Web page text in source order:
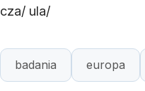
cza/ ula/
badania europa